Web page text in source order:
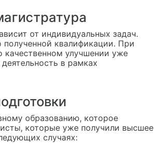
от индивидуальных задач.
квалификации. При
качественном улучшении уже
в рамках
образованию, которое
которые уже получили высшее
случаях: